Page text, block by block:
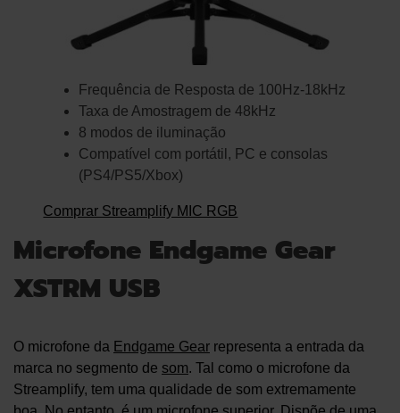
Frequência de Resposta de 100Hz-18kHz
Taxa de Amostragem de 48kHz
8 modos de iluminação
Compatível com portátil, PC e consolas
(PS4/PS5/Xbox)
Comprar Streamplify MIC RGB
Microfone Endgame Gear
XSTRM USB
O microfone da Endgame Gear representa a entrada da
marca no segmento de som. Tal como o microfone da
Streamplify, tem uma qualidade de som extremamente